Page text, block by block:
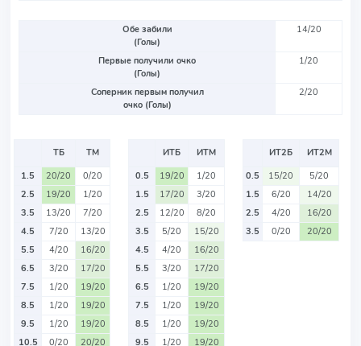
Обе забили
(Голы)
14/20
Первые получили очко
(Голы)
1/20
Соперник первым получил
очко (Голы)
2/20
ТБ
ТМ
1.5
20/20
0/20
2.5
19/20
1/20
3.5
13/20
7/20
4.5
7/20
13/20
5.5
4/20
16/20
6.5
3/20
17/20
7.5
1/20
19/20
8.5
1/20
19/20
9.5
1/20
19/20
10.5
0/20 20/20
ИТБ
ИТМ
0.5
19/20
1/20
1.5
17/20
3/20
2.5
12/20
8/20
3.5
5/20
15/20
4.5
4/20
16/20
5.5
3/20
17/20
6.5
1/20
19/20
7.5
1/20
19/20
8.5
1/20
19/20
9.5
1/20
19/20
ИТ2Б
ИТ2М
0.5
15/20
5/20
1.5
6/20
14/20
2.5
4/20
16/20
3.5
0/20 20/20